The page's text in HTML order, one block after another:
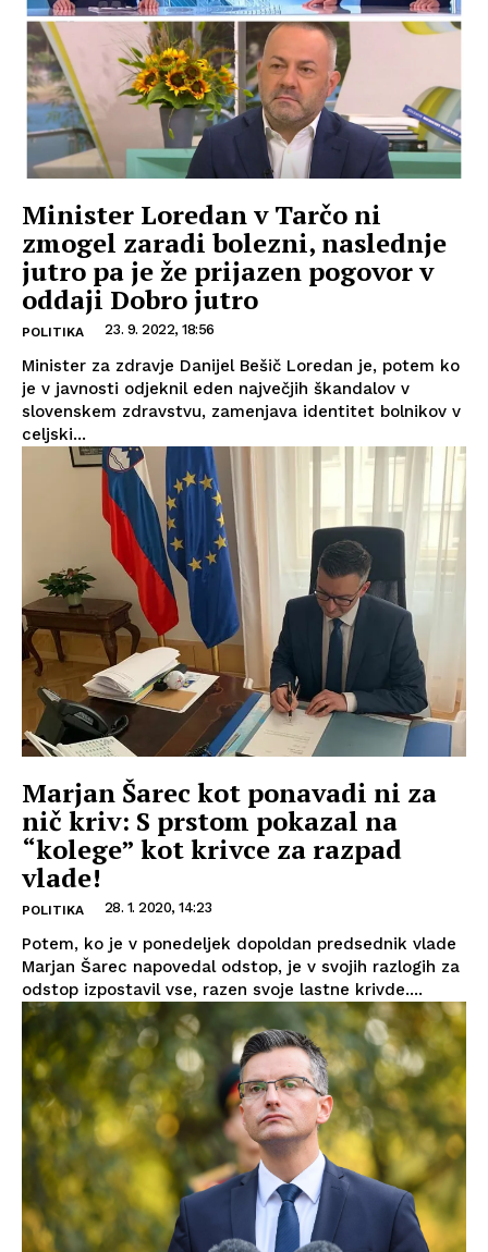
Minister Loredan v Tarčo ni
zmogel zaradi bolezni, naslednje
jutro pa je že prijazen pogovor v
oddaji Dobro jutro
POLITIKA 23. 9. 2022, 18:56
Minister za zdravje Danijel Bešič Loredan je, potem ko
je v javnosti odjeknil eden največjih škandalov v
slovenskem zdravstvu, zamenjava identitet bolnikov v
celjski...
Marjan Šarec kot ponavadi ni za
nič kriv: S prstom pokazal na
“kolege” kot krivce za razpad
vlade!
POLITIKA 28. 1. 2020, 14:23
Potem, ko je v ponedeljek dopoldan predsednik vlade
Marjan Šarec napovedal odstop, je v svojih razlogih za
odstop izpostavil vse, razen svoje lastne krivde....